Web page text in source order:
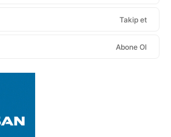
Takip et
Abone Ol